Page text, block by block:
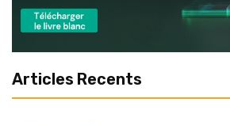
Articles Recents